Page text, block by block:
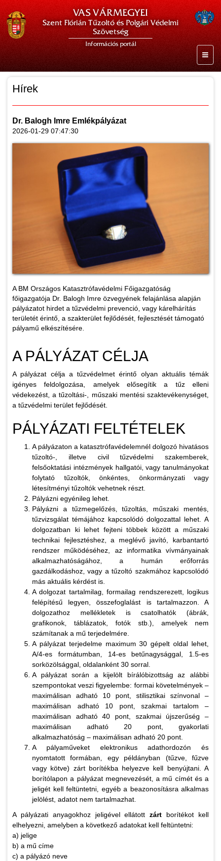
VAS VÁRMEGYEI
Szent Flórián Tűzoltó és Polgári Védelmi
Szövetség
Információs portál
Hírek
Dr. Balogh Imre Emlékpályázat
2026-01-29 07:47:30
A BM Országos Katasztrófavédelmi Főigazgatóság
főigazgatója Dr. Balogh Imre özvegyének felajánlása alapján
pályázatot hirdet a tűzvédelmi prevenció, vagy kárelhárítás
területét érintő, a szakterület fejlődését, fejlesztését támogató
pályamű elkészítésére.
A PÁLYÁZAT CÉLJA
A pályázat célja a tűzvédelmet érintő olyan aktuális témák
igényes feldolgozása, amelyek elősegítik a tűz elleni
védekezést, a tűzoltási-, műszaki mentési szaktevékenységet,
a tűzvédelmi terület fejlődését.
PÁLYÁZATI FELTÉTELEK
A pályázaton a katasztrófavédelemnél dolgozó hivatásos
tűzoltó-, illetve civil tűzvédelmi szakemberek,
felsőoktatási intézmények hallgatói, vagy tanulmányokat
folytató tűzoltók, önkéntes, önkormányzati vagy
létesítményi tűzoltók vehetnek részt.
Pályázni egyénileg lehet.
Pályázni a tűzmegelőzés, tűzoltás, műszaki mentés,
tűzvizsgálat témájához kapcsolódó dolgozattal lehet. A
dolgozatban ki lehet fejteni többek között a műszaki
technikai fejlesztéshez, a meglévő javító, karbantartó
rendszer működéséhez, az informatika vívmányainak
alkalmazhatóságához, a humán erőforrás
gazdálkodáshoz, vagy a tűzoltó szakmához kapcsolódó
más aktuális kérdést is.
A dolgozat tartalmilag, formailag rendszerezett, logikus
felépítésű legyen, összefoglalást is tartalmazzon. A
dolgozathoz mellékletek is csatolhatók (ábrák,
grafikonok, táblázatok, fotók stb.), amelyek nem
számítanak a mű terjedelmére.
A pályázat terjedelme maximum 30 gépelt oldal lehet,
A/4-es formátumban, 14-es betűnagysággal, 1.5-es
sorközölsággal, oldalanként 30 sorral.
A pályázat során a kijelölt bírálóbizottság az alábbi
szempontokat veszi figyelembe: formai követelmények –
maximálisan adható 10 pont, stilisztikai színvonal –
maximálisan adható 10 pont, szakmai tartalom –
maximálisan adható 40 pont, szakmai újszerűség –
maximálisan adható 20 pont, gyakorlati
alkalmazhatóság – maximálisan adható 20 pont.
A pályaműveket elektronikus adathordozón és
nyomtatott formában, egy példányban (tűzve, fűzve
vagy kötve) zárt borítékba helyezve kell benyújtani. A
borítólapon a pályázat megnevezését, a mű címét és a
jeligét kell feltüntetni, egyéb a beazonosításra alkalmas
jelölést, adatot nem tartalmazhat.
A pályázati anyagokhoz jeligével ellátottzárt borítékot kell
elhelyezni, amelyben a következő adatokat kell feltüntetni:
a) jelige
b) a mű címe
c) a pályázó neve